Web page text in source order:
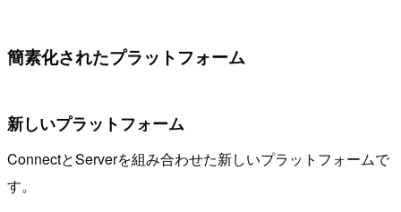
簡素化されたプラットフォーム
新しいプラットフォーム
ConnectとServerを組み合わせた新しいプラットフォームで
す。